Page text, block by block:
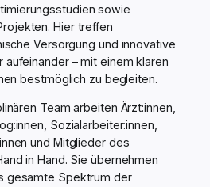
sowie
Hier treffen
Versorgung und innovative
aufeinander – mit einem klaren
bestmöglich zu begleiten.
Team arbeiten Ärzt:innen,
Sozialarbeiter:innen,
und Mitglieder des
in Hand. Sie übernehmen
gesamte Spektrum der